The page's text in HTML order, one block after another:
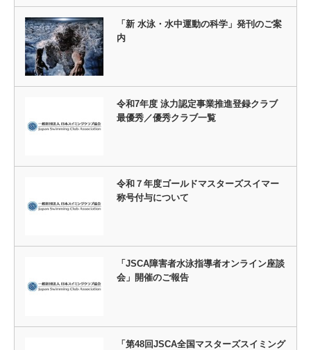
「新 水泳・水中運動の科学」発刊のご案
内
令和7年度 泳力認定事業推進登録クラブ
最優秀／優秀クラブ一覧
令和７年度ゴールドマスターズスイマー
称号付与について
「JSCA障害者水泳指導者オンライン座談
会」開催のご報告
「第48回JSCA全国マスターズスイミング